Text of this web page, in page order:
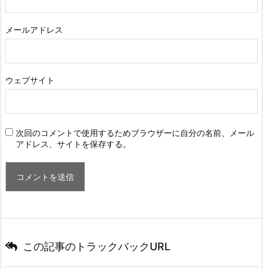
メールアドレス
ウェブサイト
次回のコメントで使用するためブラウザーに自分の名前、メール
アドレス、サイトを保存する。
この記事のトラックバックURL